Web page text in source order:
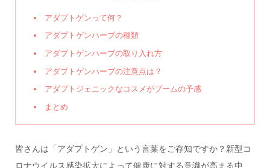
アダプトゲンって何？
アダプトゲンハーブの種類
アダプトゲンハーブの取り入れ方
アダプトゲンハーブの注意点は？
アダプトジェニックなコスメがブームの予感
まとめ
皆さんは「アダプトゲン」という言葉をご存知ですか？新型コ
ロナウイルス感染拡大によって健康に対する意識が高まる中、